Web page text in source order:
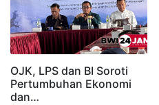
OJK, LPS dan BI Soroti
Pertumbuhan Ekonomi
dan…